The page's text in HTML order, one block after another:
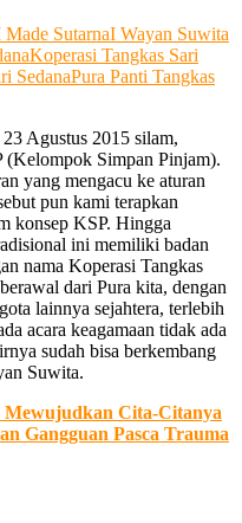
Made SutarnaI Wayan Suwita
Koperasi Tangkas Sari
SedanaPura Panti Tangkas
Agustus 2015 silam,
(Kelompok Simpan Pinjam).
yang mengacu ke aturan
pun kami terapkan
konsep KSP. Hingga
ini memiliki badan
nama Koperasi Tangkas
dari Pura kita, dengan
lainnya sejahtera, terlebih
acara keagamaan tidak ada
sudah bisa berkembang
Suwita.
Cita-Citanya
Gangguan Pasca Trauma